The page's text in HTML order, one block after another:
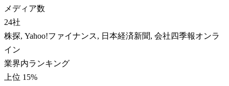
メディア数
24社
株探, Yahoo!ファイナンス, 日本経済新聞, 会社四季報オンラ
イン
業界内ランキング
上位 15%